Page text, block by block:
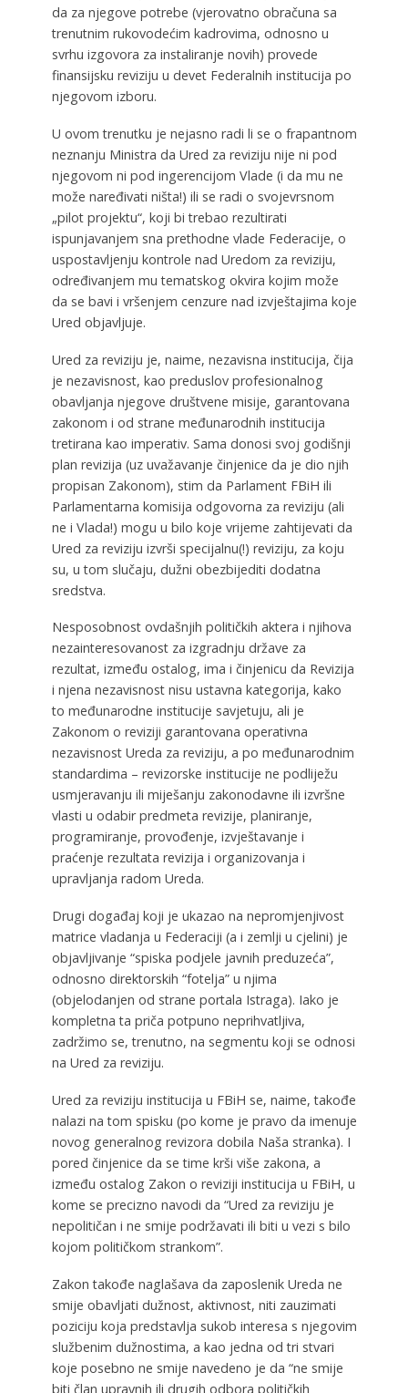
da za njegove potrebe (vjerovatno obračuna sa
trenutnim rukovodećim kadrovima, odnosno u
svrhu izgovora za instaliranje novih) provede
finansijsku reviziju u devet Federalnih institucija po
njegovom izboru.
U ovom trenutku je nejasno radi li se o frapantnom
neznanju Ministra da Ured za reviziju nije ni pod
njegovom ni pod ingerencijom Vlade (i da mu ne
može naređivati ništa!) ili se radi o svojevrsnom
„pilot projektu“, koji bi trebao rezultirati
ispunjavanjem sna prethodne vlade Federacije, o
uspostavljenju kontrole nad Uredom za reviziju,
određivanjem mu tematskog okvira kojim može
da se bavi i vršenjem cenzure nad izvještajima koje
Ured objavljuje.
Ured za reviziju je, naime, nezavisna institucija, čija
je nezavisnost, kao preduslov profesionalnog
obavljanja njegove društvene misije, garantovana
zakonom i od strane međunarodnih institucija
tretirana kao imperativ. Sama donosi svoj godišnji
plan revizija (uz uvažavanje činjenice da je dio njih
propisan Zakonom), stim da Parlament FBiH ili
Parlamentarna komisija odgovorna za reviziju (ali
ne i Vlada!) mogu u bilo koje vrijeme zahtijevati da
Ured za reviziju izvrši specijalnu(!) reviziju, za koju
su, u tom slučaju, dužni obezbijediti dodatna
sredstva.
Nesposobnost ovdašnjih političkih aktera i njihova
nezainteresovanost za izgradnju države za
rezultat, između ostalog, ima i činjenicu da Revizija
i njena nezavisnost nisu ustavna kategorija, kako
to međunarodne institucije savjetuju, ali je
Zakonom o reviziji garantovana operativna
nezavisnost Ureda za reviziju, a po međunarodnim
standardima – revizorske institucije ne podliježu
usmjeravanju ili miješanju zakonodavne ili izvršne
vlasti u odabir predmeta revizije, planiranje,
programiranje, provođenje, izvještavanje i
praćenje rezultata revizija i organizovanja i
upravljanja radom Ureda.
Drugi događaj koji je ukazao na nepromjenjivost
matrice vladanja u Federaciji (a i zemlji u cjelini) je
objavljivanje “spiska podjele javnih preduzeća”,
odnosno direktorskih “fotelja” u njima
(objelodanjen od strane portala Istraga). Iako je
kompletna ta priča potpuno neprihvatljiva,
zadržimo se, trenutno, na segmentu koji se odnosi
na Ured za reviziju.
Ured za reviziju institucija u FBiH se, naime, takođe
nalazi na tom spisku (po kome je pravo da imenuje
novog generalnog revizora dobila Naša stranka). I
pored činjenice da se time krši više zakona, a
između ostalog Zakon o reviziji institucija u FBiH, u
kome se precizno navodi da “Ured za reviziju je
nepolitičan i ne smije podržavati ili biti u vezi s bilo
kojom političkom strankom”.
Zakon takođe naglašava da zaposlenik Ureda ne
smije obavljati dužnost, aktivnost, niti zauzimati
poziciju koja predstavlja sukob interesa s njegovim
službenim dužnostima, a kao jedna od tri stvari
koje posebno ne smije navedeno je da “ne smije
biti član upravnih ili drugih odbora političkih